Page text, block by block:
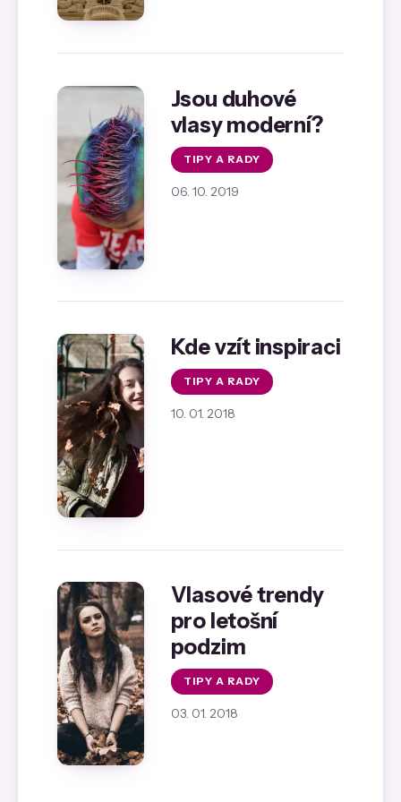
Jsou duhové
vlasy moderní?
TIPY A RADY
06. 10. 2019
Kde vzít inspiraci
TIPY A RADY
10. 01. 2018
Vlasové trendy
pro letošní
podzim
TIPY A RADY
03. 01. 2018